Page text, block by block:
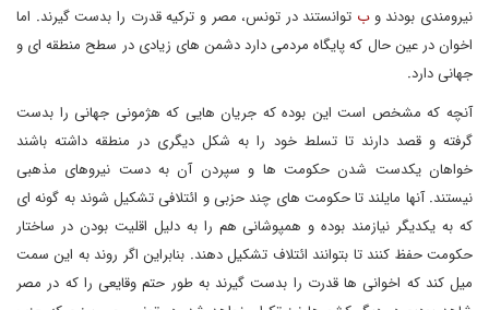
نیرومندی بودند وب توانستند در تونس، مصر و ترکیه قدرت را بدست گیرند. اما
اخوان در عین حال که پایگاه مردمی دارد دشمن های زیادی در سطح منطقه ای و
جهانی دارد.
آنچه که مشخص است این بوده که جریان هایی که هژمونی جهانی را بدست
گرفته و قصد دارند تا تسلط خود را به شکل دیگری در منطقه داشته باشند
خواهان یکدست شدن حکومت ها و سپردن آن به دست نیروهای مذهبی
نیستند.آنها مایلند تا حکومت های چند حزبی و ائتلافی تشکیل شوند به گونه ای
که به یکدیگر نیازمند بوده و همپوشانی هم را به دلیل اقلیت بودن در ساختار
حکومت حفظ کنند تا بتوانند ائتلاف تشکیل دهند. بنابراین اگر روند به این سمت
میل کند که اخوانی ها قدرت را بدست گیرند به طور حتم وقایعی را که در مصر